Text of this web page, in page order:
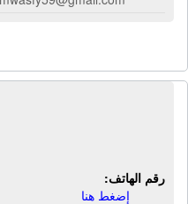
رقم الهاتف:
إضغط هنا